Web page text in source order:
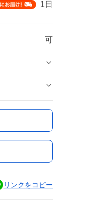
1日
可
リンクをコピー